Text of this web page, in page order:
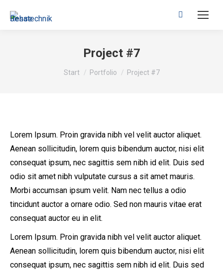
Search:
Project #7
Sie befinden sich hier:
Start Portfolio Project #7
Lorem Ipsum. Proin gravida nibh vel velit auctor aliquet.
Aenean sollicitudin, lorem quis bibendum auctor, nisi elit
consequat ipsum, nec sagittis sem nibh id elit. Duis sed
odio sit amet nibh vulputate cursus a sit amet mauris.
Morbi accumsan ipsum velit. Nam nec tellus a odio
tincidunt auctor a ornare odio. Sed non mauris vitae erat
consequat auctor eu in elit.
Lorem Ipsum. Proin gravida nibh vel velit auctor aliquet.
Aenean sollicitudin, lorem quis bibendum auctor, nisi elit
consequat ipsum, nec sagittis sem nibh id elit. Duis sed